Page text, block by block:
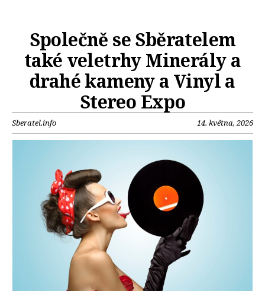
Společně se Sběratelem
také veletrhy Minerály a
drahé kameny a Vinyl a
Stereo Expo
Sberatel.info 14. května, 2026